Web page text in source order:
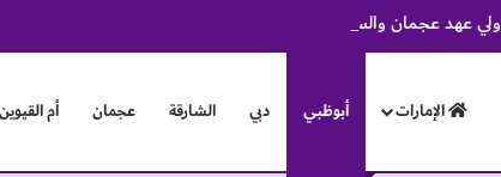
ولي عهد عجمان والسفير الإثيوبي يبحثان آفاق التعاون وتعزيز العلاقات
الإمارات أبوظبي دبي الشارقة عجمان أم القيوين